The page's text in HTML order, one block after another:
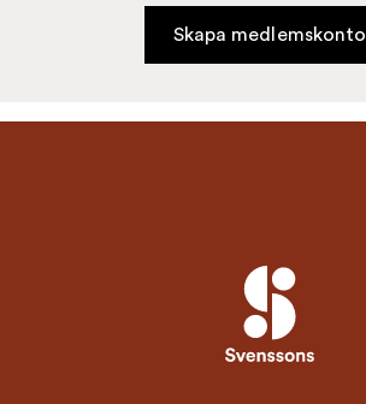
Skapa medlemskonto